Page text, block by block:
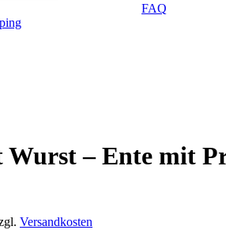
FAQ
Wurst – Ente mit
Versandkosten